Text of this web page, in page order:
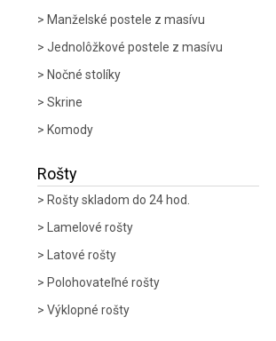
Manželské postele z masívu
Jednolôžkové postele z masívu
Nočné stolíky
Skrine
Komody
Rošty
Rošty skladom do 24 hod.
Lamelové rošty
Latové rošty
Polohovateľné rošty
Výklopné rošty